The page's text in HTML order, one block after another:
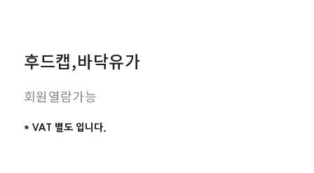
후드캡,바닥유가
회원열람가능
* VAT 별도 입니다.